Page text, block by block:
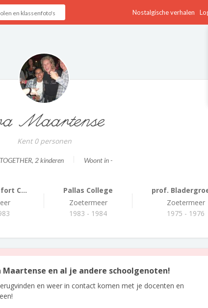
Nostalgische verhalen
Maartense
Kent 0 personen
, 2 kinderen Woont in -
C...
Pallas College
Zoetermeer
1983 - 1984
prof.
Zoetermeer
1975 - 1976
en al je andere schoolgenoten!
en weer in contact komen met je docenten en